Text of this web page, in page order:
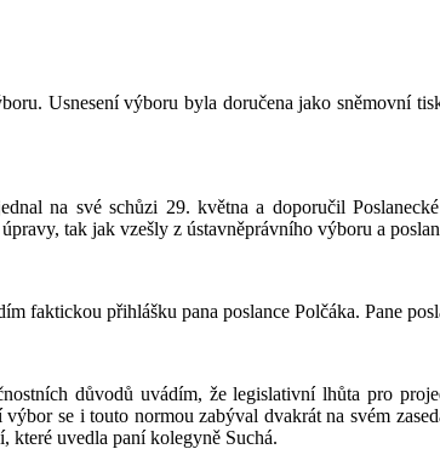
Usnesení výboru byla doručena jako sněmovní
na své schůzi 29. května a doporučil
tak jak vzešly z ústavněprávního výboru a
faktickou přihlášku pana poslance Polčáka. Pane
důvodů uvádím, že legislativní lhůta pro
se i touto normou zabýval dvakrát na svém
které uvedla paní kolegyně Suchá.